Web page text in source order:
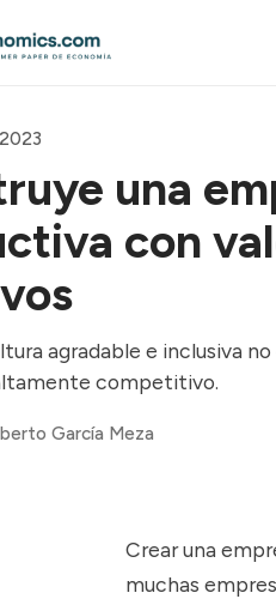
una
con
agradable e inclusiva
competitivo.
García Meza
Crear una
muchas